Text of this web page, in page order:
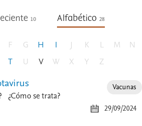
10 Alfabético28
F G H I J K L M
N
T U V W X Y Z
Vacunas
29/09/2024
¿Cómo se trata?